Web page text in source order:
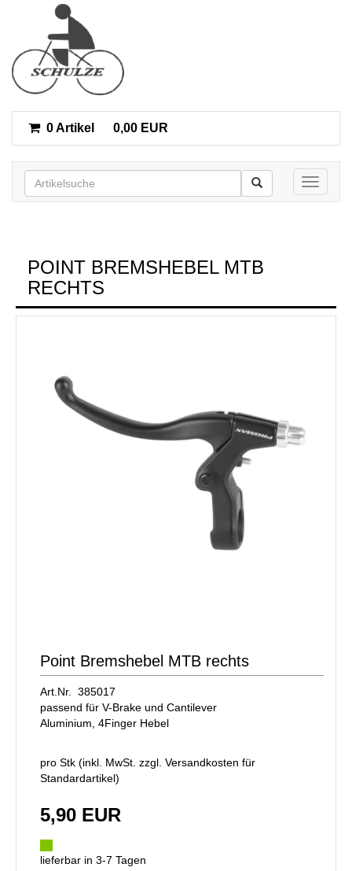
0 Artikel 0,00 EUR
Toggle
POINT BREMSHEBEL MTB
RECHTS
Point Bremshebel MTB rechts
Art.Nr. 385017
passend für V-Brake und Cantilever
Aluminium, 4Finger Hebel
pro Stk (inkl. MwSt. zzgl. Versandkosten für
Standardartikel)
5,90 EUR
lieferbar in 3-7 Tagen